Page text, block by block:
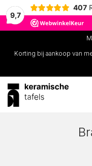
9,7
407
Korting bij aankoop van